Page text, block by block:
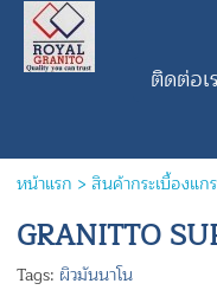
ติดต่อเ
หน้าแรก > สินค้ากระเบื้องแก
GRANITTO
Tags: ผิวมันนาโน